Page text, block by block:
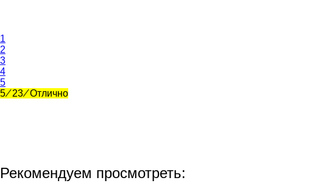
1
2
3
4
5
5⁄23⁄Отлично
Рекомендуем просмотреть: